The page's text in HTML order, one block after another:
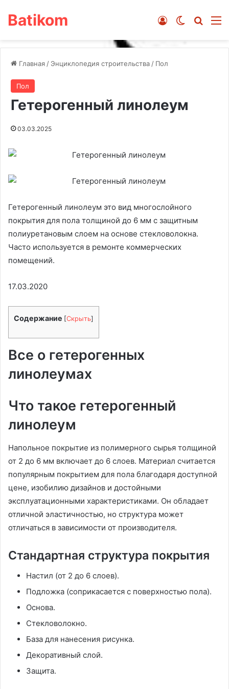
Batikom Switch skin
Войти
Главная / Энциклопедия строительства / Пол
Пол
Гетерогенный линолеум
03.03.2025
Гетерогенный линолеум это вид многослойного
покрытия для пола толщиной до 6 мм с защитным
полиуретановым слоем на основе стекловолокна.
Часто используется в ремонте коммерческих
помещений.
17.03.2020
Содержание [Скрыть]
Все о гетерогенных
линолеумах
Что такое гетерогенный
линолеум
Напольное покрытие из полимерного сырья толщиной
от 2 до 6 мм включает до 6 слоев. Материал считается
популярным покрытием для пола благодаря доступной
цене, изобилию дизайнов и достойными
эксплуатационными характеристиками. Он обладает
отличной эластичностью, но структура может
отличаться в зависимости от производителя.
Стандартная структура покрытия
Настил (от 2 до 6 слоев).
Подложка (соприкасается с поверхностью пола).
Основа.
Стекловолокно.
База для нанесения рисунка.
Декоративный слой.
Защита.